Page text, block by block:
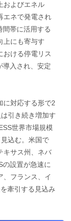
およびエネル
エネで発電され
間帯に活用する
上にも寄与す
おける停電リス
導入され、安定
に対応する形で2
引き続き増加す
世界市場規模
込む。米国で
キサス州、ネバ
の設置が急速に
、フランス、イ
牽引する見込み